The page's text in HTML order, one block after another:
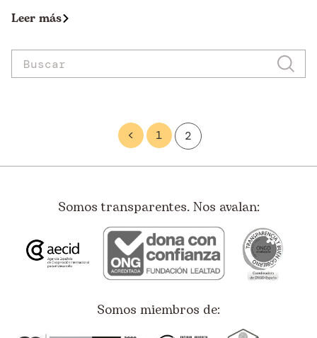
Leer más
< 1 2
Somos transparentes. Nos avalan:
Somos miembros de: